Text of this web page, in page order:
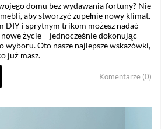
domu bez wydawania fortuny? Nie
aby stworzyć zupełnie nowy klimat.
DIY i sprytnym trikom możesz nadać
życie – jednocześnie dokonując
wyboru. Oto nasze najlepsze wskazówki,
już masz.
Komentarze (0)